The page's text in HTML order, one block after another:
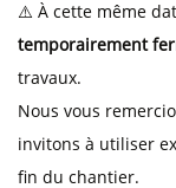
⚠️ À cette même
temporairement
travaux.
Nous vous
invitons à utiliser
fin du chantier.